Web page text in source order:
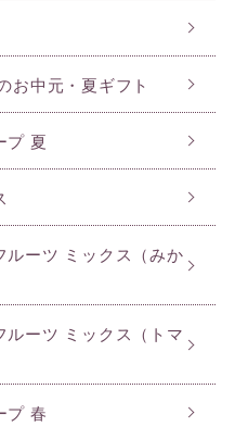
お中元・夏ギフト
プ 夏
ルーツ ミックス（みか
ルーツ ミックス（トマ
プ 春